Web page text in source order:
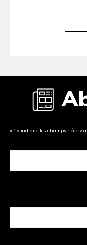
« * » indique les champs